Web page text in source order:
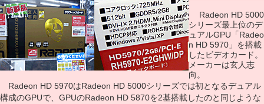
Radeon HD 5000
シリーズ最上位のデ
ュアルGPU「Radeo
n HD 5970」を搭載
したビデオカード。
メーカーは玄人志
向。
Radeon HD 5970はRadeon HD 5000シリーズでは初となるデュアル
構成のGPUで、GPUのRadeon HD 5870を2基搭載したのと同じような